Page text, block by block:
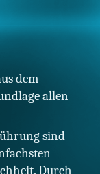
dem
allen
sind
Durch